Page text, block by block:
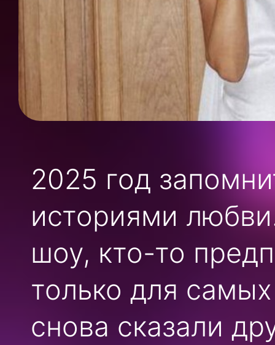
2025 год
историями
шоу, кто-то
только для
снова сказали